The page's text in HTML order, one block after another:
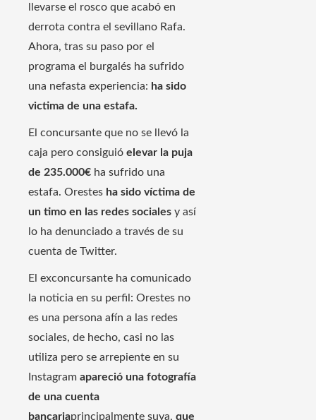
llevarse el rosco que acabó en
derrota contra el sevillano Rafa.
Ahora, tras su paso por el
programa el burgalés ha sufrido
una nefasta experiencia: ha sido
victima de una estafa.
El concursante que no se llevó la
caja pero consiguió elevar la puja
de 235.000€ ha sufrido una
estafa. Orestes ha sido víctima de
un timo en las redes sociales y así
lo ha denunciado a través de su
cuenta de Twitter.
El exconcursante ha comunicado
la noticia en su perfil: Orestes no
es una persona afín a las redes
sociales, de hecho, casi no las
utiliza pero se arrepiente en su
Instagram apareció una fotografía
de una cuenta
bancariaprincipalmente suya, que